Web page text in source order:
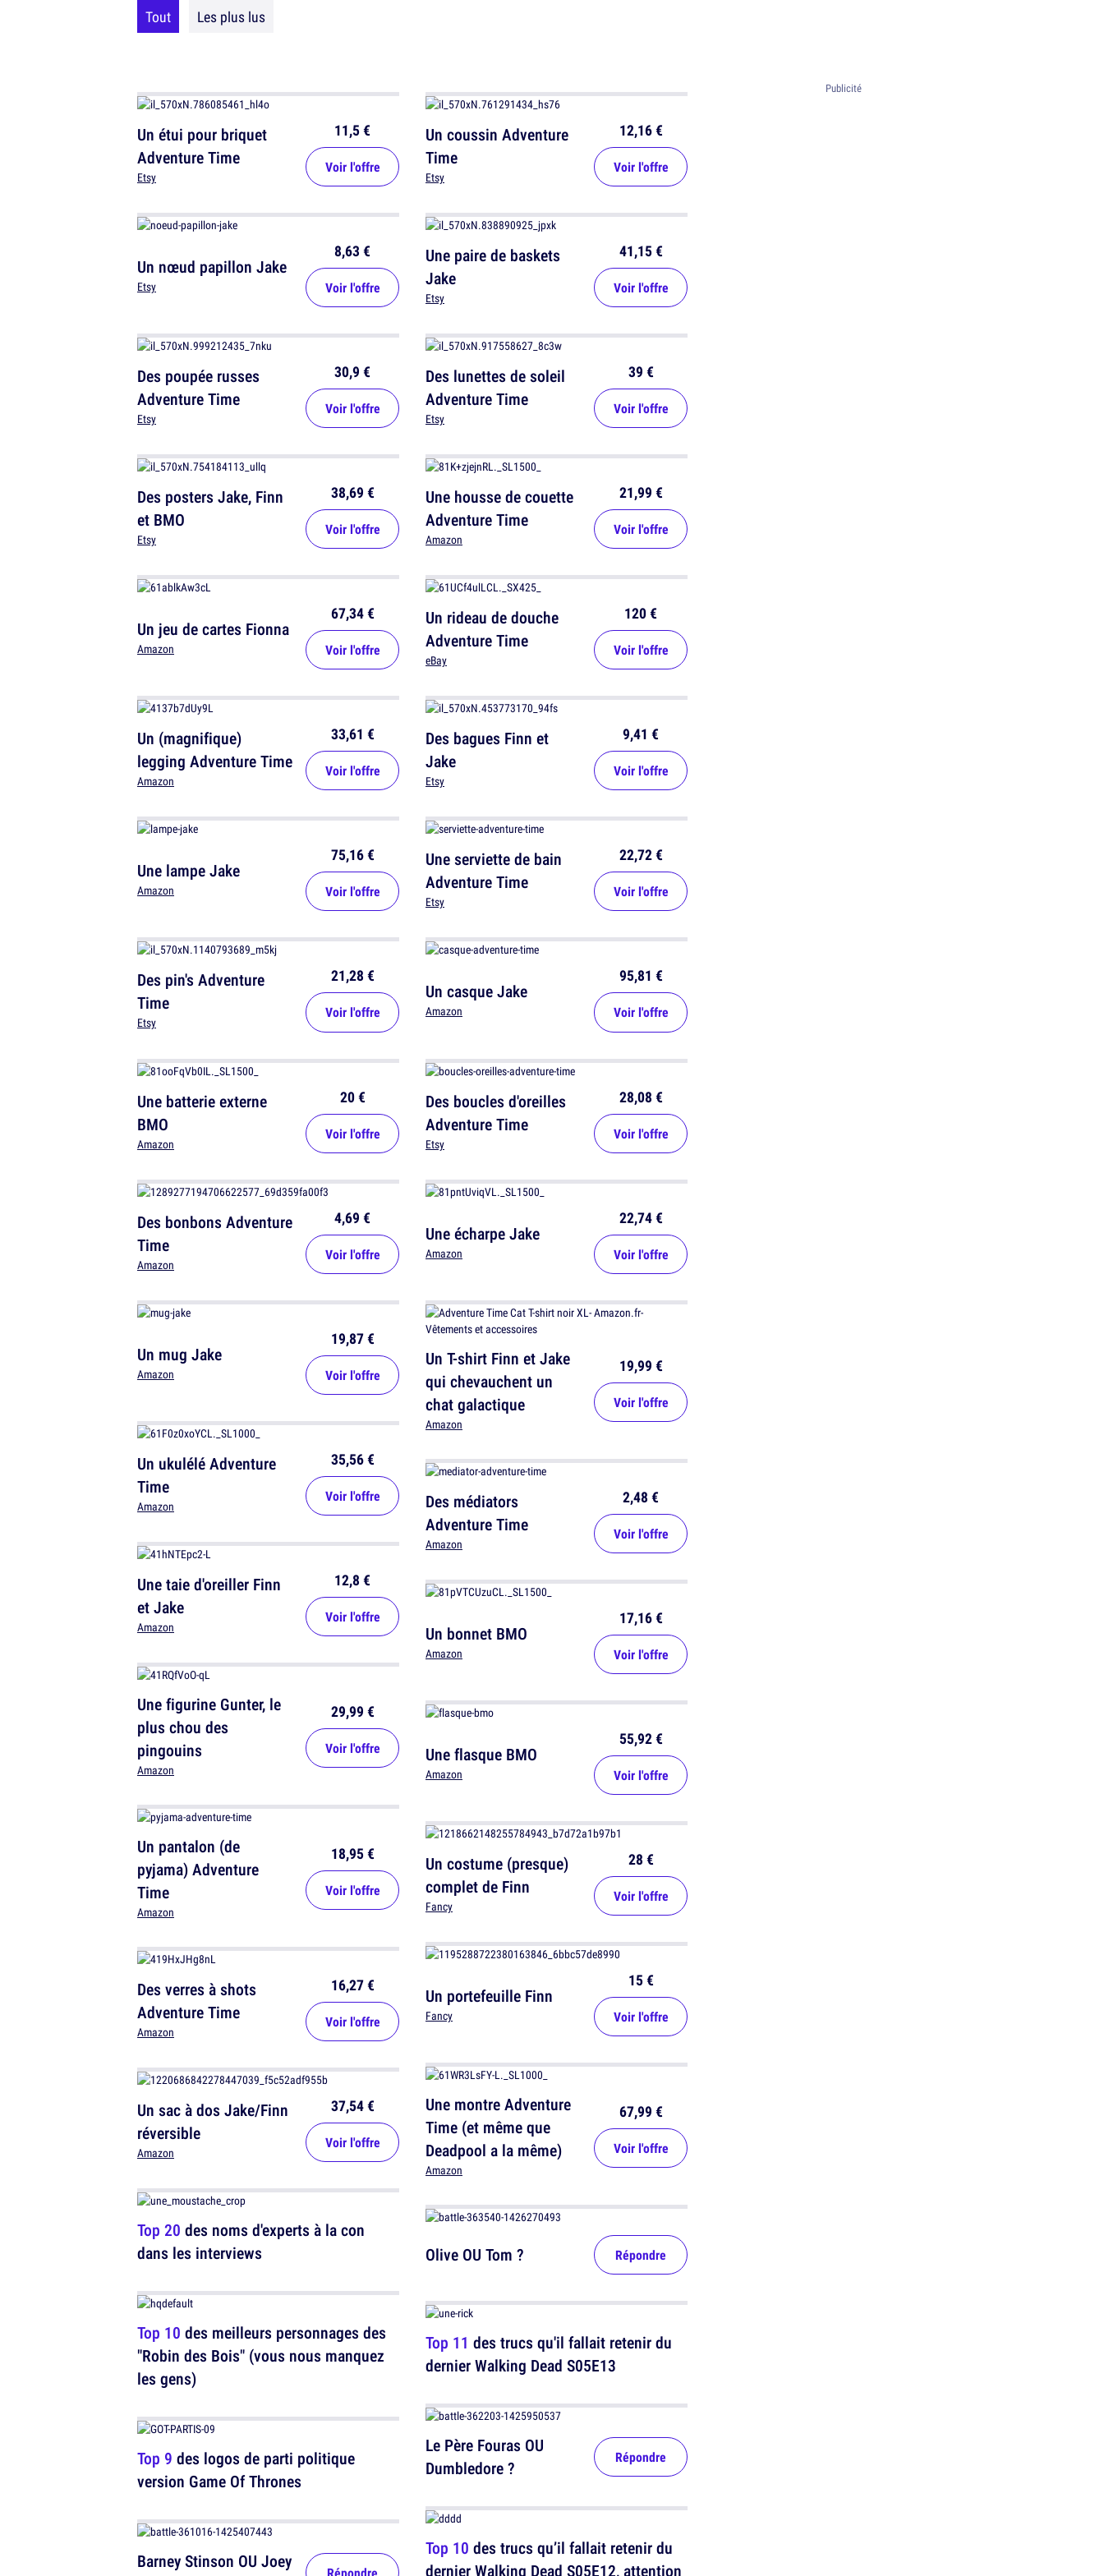
Tout Les plus lus
Un étui pour briquet
Adventure Time
Etsy
11,5 €
Voir l'offre
Un nœud papillon Jake
Etsy
8,63 €
Voir l'offre
Des poupée russes
Adventure Time
Etsy
30,9 €
Voir l'offre
Des posters Jake, Finn
et BMO
Etsy
38,69 €
Voir l'offre
Un jeu de cartes Fionna
Amazon
67,34 €
Voir l'offre
Un (magnifique)
legging Adventure Time
Amazon
33,61 €
Voir l'offre
Une lampe Jake
Amazon
75,16 €
Voir l'offre
Des pin's Adventure
Time
Etsy
21,28 €
Voir l'offre
Une batterie externe
BMO
Amazon
20 €
Voir l'offre
Des bonbons Adventure
Time
Amazon
4,69 €
Voir l'offre
Un mug Jake
Amazon
19,87 €
Voir l'offre
Un ukulélé Adventure
Time
Amazon
35,56 €
Voir l'offre
Une taie d'oreiller Finn
et Jake
Amazon
12,8 €
Voir l'offre
Une figurine Gunter, le
plus chou des
pingouins
Amazon
29,99 €
Voir l'offre
Un pantalon (de
pyjama) Adventure
Time
Amazon
18,95 €
Voir l'offre
Des verres à shots
Adventure Time
Amazon
16,27 €
Voir l'offre
Un sac à dos Jake/Finn
réversible
Amazon
37,54 €
Voir l'offre
Top 20 des noms d'experts à la con
dans les interviews
Top 10 des meilleurs personnages des
"Robin des Bois" (vous nous manquez
les gens)
Top 9 des logos de parti politique
version Game Of Thrones
Barney Stinson OU Joey
Un coussin Adventure
Time
Etsy
12,16 €
Voir l'offre
Une paire de baskets
Jake
Etsy
41,15 €
Voir l'offre
Des lunettes de soleil
Adventure Time
Etsy
39 €
Voir l'offre
Une housse de couette
Adventure Time
Amazon
21,99 €
Voir l'offre
Un rideau de douche
Adventure Time
eBay
120 €
Voir l'offre
Des bagues Finn et
Jake
Etsy
9,41 €
Voir l'offre
Une serviette de bain
Adventure Time
Etsy
22,72 €
Voir l'offre
Un casque Jake
Amazon
95,81 €
Voir l'offre
Des boucles d'oreilles
Adventure Time
Etsy
28,08 €
Voir l'offre
Une écharpe Jake
Amazon
22,74 €
Voir l'offre
Un T-shirt Finn et Jake
qui chevauchent un
chat galactique
Amazon
19,99 €
Voir l'offre
Des médiators
Adventure Time
Amazon
2,48 €
Voir l'offre
Un bonnet BMO
Amazon
17,16 €
Voir l'offre
Une flasque BMO
Amazon
55,92 €
Voir l'offre
Un costume (presque)
complet de Finn
Fancy
28 €
Voir l'offre
Un portefeuille Finn
Fancy
15 €
Voir l'offre
Une montre Adventure
Time (et même que
Deadpool a la même)
Amazon
67,99 €
Voir l'offre
Olive OU Tom ? Répondre
Top 11 des trucs qu'il fallait retenir du
dernier Walking Dead S05E13
Le Père Fouras OU
Dumbledore ?
Répondre
Top 10 des trucs qu’il fallait retenir du
dernier Walking Dead S05E12, attention